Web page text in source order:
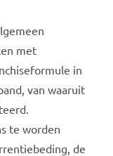
met
in
van waaruit
te worden
de